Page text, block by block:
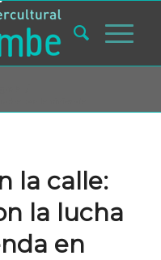
la calle:
la lucha
en